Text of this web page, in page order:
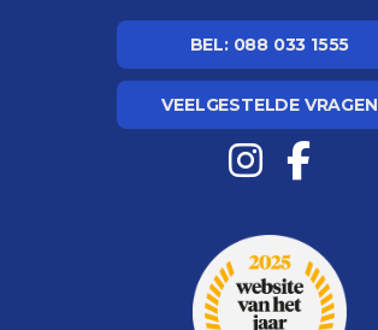
BEL: 088 033 1555
VEELGESTELDE VRAGEN